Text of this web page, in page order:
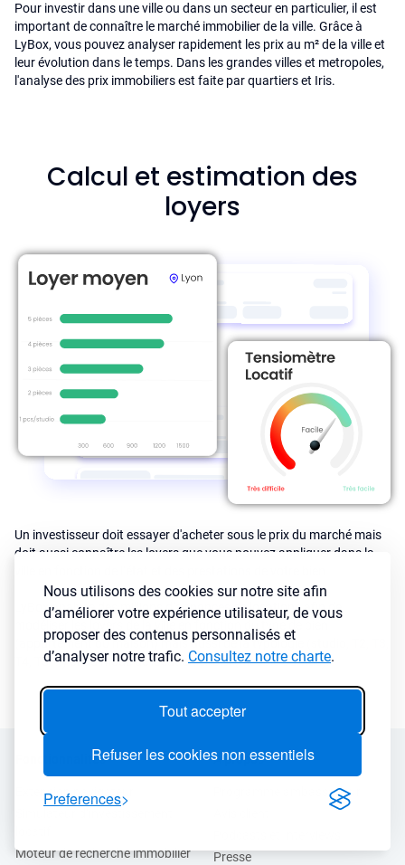
Nous utilisons des cookies sur notre site afin
d’améliorer votre expérience utilisateur, de vous
proposer des contenus personnalisés et
d’analyser notre trafic. Consultez notre charte.
Tout accepter
Refuser les cookies non essentiels
Preferences
Pour investir dans une ville ou dans un secteur en particulier, il est
important de connaître le marché immobilier de la ville. Grâce à
LyBox, vous pouvez analyser rapidement les prix au m² de la ville et
leur évolution dans le temps. Dans les grandes villes et metropoles,
l'analyse des prix immobiliers est faite par quartiers et Iris.
Calcul et estimation des
loyers
Un investisseur doit essayer d'acheter sous le prix du marché mais
doit aussi connaître les loyers que vous pouvez appliquer dans la
LyBox analyse des millions d’annonces de locations afin de
modéliser les loyers de la ville en fonction du type de bien
(appartement ou maison) mais aussi de la typologie (studio, T2, T3,
T4, T5 ...) et du mode de location choisi (meublé ou vide).
Fonctionnalités
Extension navigateur
Moteur de recherche immobilier
A propos
Programme ambassadeur
Presse